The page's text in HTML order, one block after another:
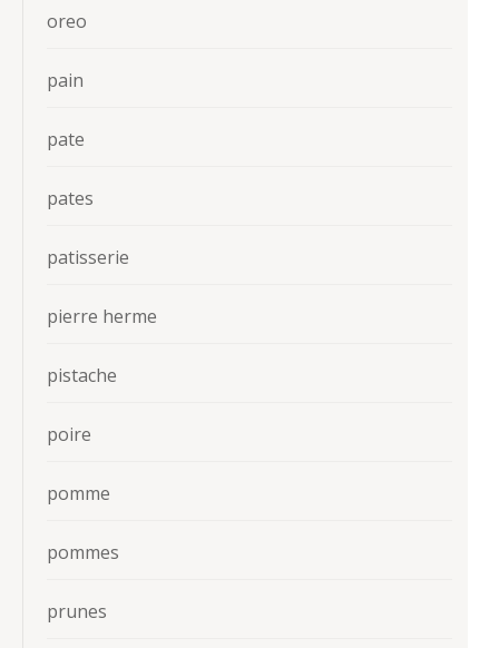
oreo
pain
pate
pates
patisserie
pierre herme
pistache
poire
pomme
pommes
prunes